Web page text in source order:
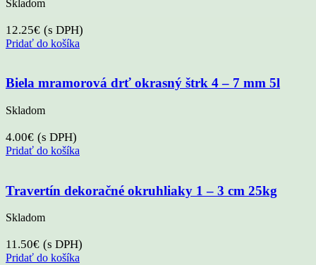
Skladom
12.25€ (s DPH)
Pridať do košíka
Biela mramorová drť okrasný štrk 4 – 7 mm 5l
Skladom
4.00€ (s DPH)
Pridať do košíka
Travertín dekoračné okruhliaky 1 – 3 cm 25kg
Skladom
11.50€ (s DPH)
Pridať do košíka